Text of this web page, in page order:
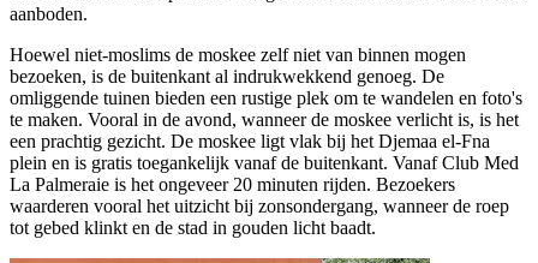
aanboden.
Hoewel niet-moslims de moskee zelf niet van binnen mogen
bezoeken, is de buitenkant al indrukwekkend genoeg. De
omliggende tuinen bieden een rustige plek om te wandelen en foto's
te maken. Vooral in de avond, wanneer de moskee verlicht is, is het
een prachtig gezicht. De moskee ligt vlak bij het Djemaa el-Fna
plein en is gratis toegankelijk vanaf de buitenkant. Vanaf Club Med
La Palmeraie is het ongeveer 20 minuten rijden. Bezoekers
waarderen vooral het uitzicht bij zonsondergang, wanneer de roep
tot gebed klinkt en de stad in gouden licht baadt.